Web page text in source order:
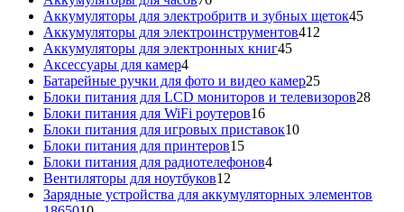
товаров
Аккумуляторы для электробритв и зубных щеток4545
Аккумуляторы для электроинструментов412
Аккумуляторы для электронных книг4545
Аксессуары для камер44
товара
Батарейные ручки для фото и видео камер2525
товаров
Блоки питания для LCD мониторов и телевизоров2828
Блоки питания для WiFi роутеров1616
товаров
Блоки питания для игровых приставок1010
Блоки питания для принтеров1515
товаров
Блоки питания для радиотелефонов44
Вентиляторы для ноутбуков12
товаров
Зарядные устройства для аккумуляторных элементов